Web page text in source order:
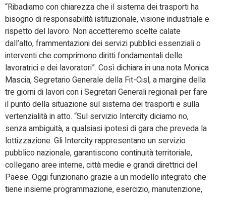
“Ribadiamo con chiarezza che il sistema dei trasporti ha
bisogno di responsabilità istituzionale, visione industriale e
rispetto del lavoro. Non accetteremo scelte calate
dall’alto, frammentazioni dei servizi pubblici essenziali o
interventi che comprimono diritti fondamentali delle
lavoratrici e dei lavoratori”. Così dichiara in una nota Monica
Mascia, Segretario Generale della Fit-Cisl, a margine della
tre giorni di lavori con i Segretari Generali regionali per fare
il punto della situazione sul sistema dei trasporti e sulla
vertenzialità in atto. “Sul servizio Intercity diciamo no,
senza ambiguità, a qualsiasi ipotesi di gara che preveda la
lottizzazione. Gli Intercity rappresentano un servizio
pubblico nazionale, garantiscono continuità territoriale,
collegano aree interne, città medie e grandi direttrici del
Paese. Oggi funzionano grazie a un modello integrato che
tiene insieme programmazione, esercizio, manutenzione,